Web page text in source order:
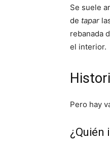
Se suele
de tapar
rebanada
el interior.
Pero hay
¿Quién